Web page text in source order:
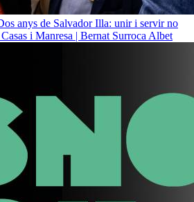
anys de Salvador Illa: unir i servir no
i Manresa | Bernat Surroca Albet